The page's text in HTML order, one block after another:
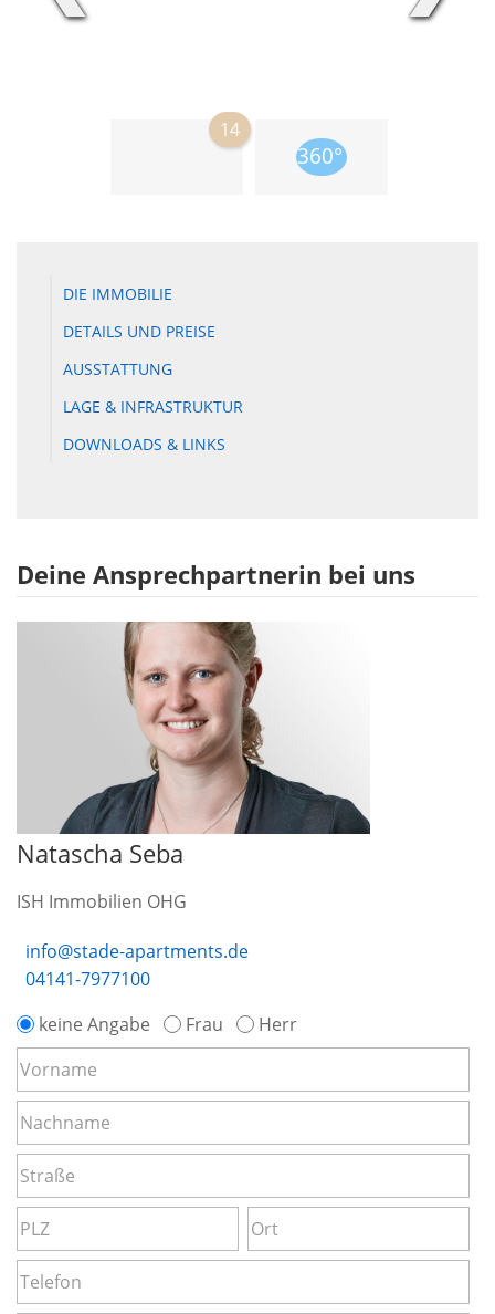
14
DIE IMMOBILIE
DETAILS UND PREISE
AUSSTATTUNG
LAGE & INFRASTRUKTUR
DOWNLOADS & LINKS
Deine Ansprechpartnerin bei uns
Natascha Seba
ISH Immobilien OHG
info@stade-apartments.de
04141-7977100
keine Angabe
Frau Herr